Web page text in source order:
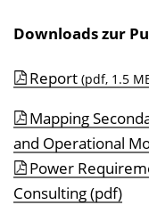
Downloads zur
Report (pdf, 1.5
Mapping
and Operational
Power
Consulting (pdf)